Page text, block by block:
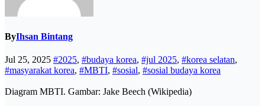
ByIhsan Bintang
Jul 25, 2025 #2025, #budaya korea, #jul 2025, #korea selatan,
#masyarakat korea, #MBTI, #sosial, #sosial budaya korea
Diagram MBTI. Gambar: Jake Beech (Wikipedia)